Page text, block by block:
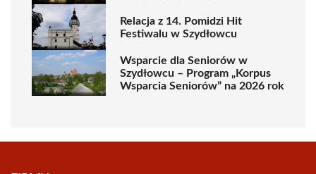
Relacja z 14. Pomidzi Hit
Festiwalu w Szydłowcu
Wsparcie dla Seniorów w
Szydłowcu – Program „Korpus
Wsparcia Seniorów” na 2026 rok